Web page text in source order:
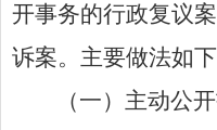
开事务的行政复议
诉案。主要做法如下
（一） 主动公